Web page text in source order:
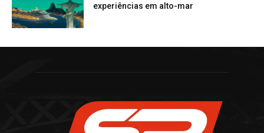
experiências em alto-mar